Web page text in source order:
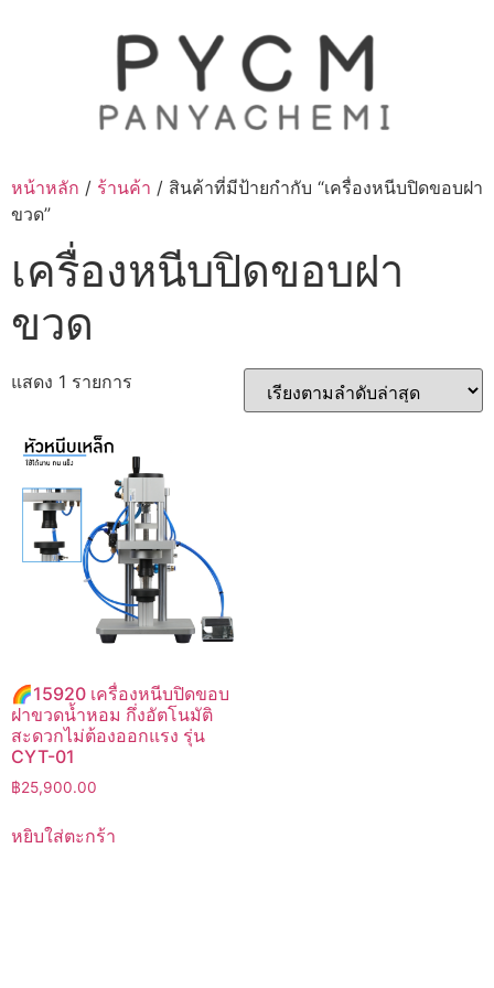
หน้าหลัก / ร้านค้า / สินค้าที่มีป้ายกำกับ “เครื่องหนีบปิดขอบฝา
ขวด”
เครื่องหนีบปิดขอบฝา
ขวด
แสดง 1 รายการ
🌈15920 เครื่องหนีบปิดขอบ
ฝาขวดน้ำหอม กึ่งอัตโนมัติ
สะดวกไม่ต้องออกแรง รุ่น
CYT-01
฿25,900.00
หยิบใส่ตะกร้า